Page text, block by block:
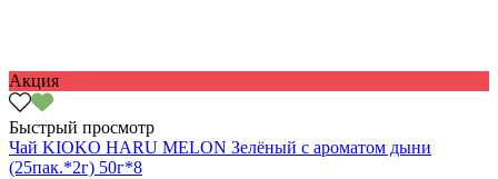
Акция
Быстрый просмотр
Чай KIOKO HARU MELON Зелёный с ароматом дыни
(25пак.*2г) 50г*8